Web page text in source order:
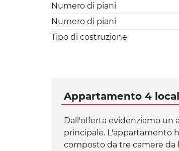
Numero di piani
Numero di piani
Tipo di costruzione
Appartamento 4
Dall'offerta evidenziamo
principale. L'appartamento
composto da tre camere da